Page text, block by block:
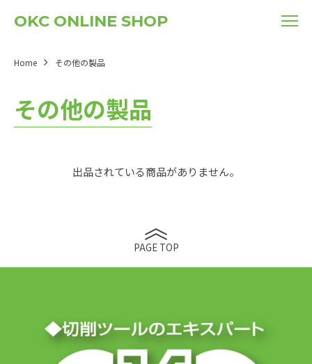
OKC ONLINE SHOP
Home その他の製品
その他の製品
出品されている商品がありません。
PAGE TOP